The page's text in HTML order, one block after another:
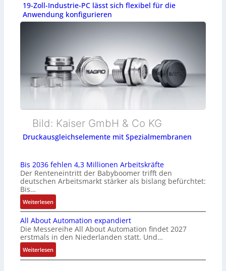
19-Zoll-Industrie-PC lässt sich flexibel für die
Anwendung konfigurieren
Bild: Kaiser GmbH & Co KG
Druckausgleichselemente mit Spezialmembranen
Bis 2036 fehlen 4,3 Millionen Arbeitskräfte
Der Renteneintritt der Babyboomer trifft den
deutschen Arbeitsmarkt stärker als bislang befürchtet:
Bis…
Weiterlesen:
B
i
s
2
0
3
All About Automation expandiert
Die Messereihe All About Automation findet 2027
erstmals in den Niederlanden statt. Und…
Weiterlesen:
A